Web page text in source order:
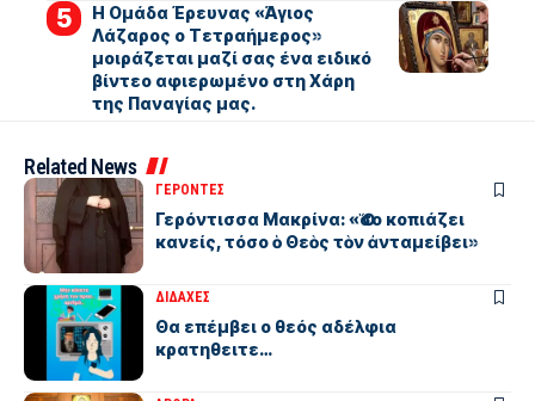
Η Ομάδα Έρευνας «Άγιος
Λάζαρος ο Τετραήμερος»
μοιράζεται μαζί σας ένα ειδικό
βίντεο αφιερωμένο στη Χάρη
της Παναγίας μας.
Related News
ΓΕΡΟΝΤΕΣ
Γερόντισσα Μακρίνα: «Ὅσο κοπιάζει
κανείς, τόσο ὁ Θεὸς τὸν ἀνταμείβει»
ΔΙΔΑΧΕΣ
Θα επέμβει ο θεός αδέλφια
κρατηθειτε…